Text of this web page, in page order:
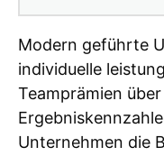
Modern geführte
individuelle
Teamprämien
Unternehmen die